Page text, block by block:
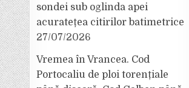
sondei sub oglinda apei
acuratețea citirilor batimetrice
27/07/2026
Vremea în Vrancea. Cod
Portocaliu de ploi torențiale